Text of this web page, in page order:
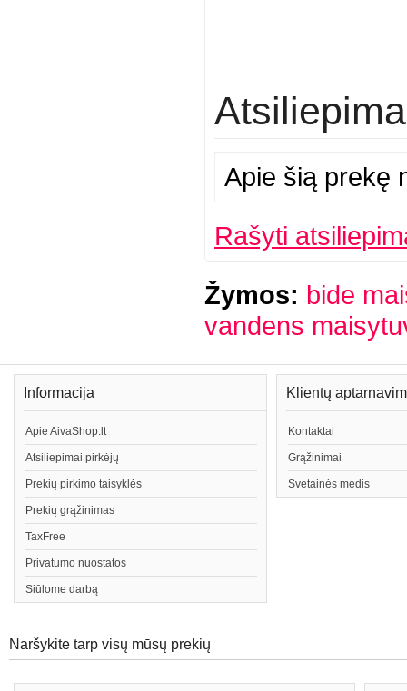
Apie šią prekę
Rašyti
Žymos: bide
vandens
Informacija
Apie AivaShop.lt
Atsiliepimai pirkėjų
Prekių pirkimo taisyklės
Prekių grąžinimas
TaxFree
Privatumo nuostatos
Siūlome darbą
Klientų
Kontaktai
Grąžinimai
Svetainės medis
Naršykite tarp visų mūsų prekių